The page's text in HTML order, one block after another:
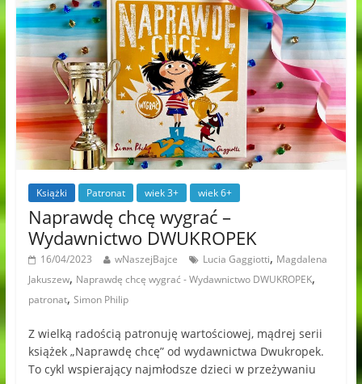
Książki Patronat wiek 3+ wiek 6+
Naprawdę chcę wygrać –
Wydawnictwo DWUKROPEK
16/04/2023 wNaszejBajce Lucia Gaggiotti, Magdalena
Jakuszew, Naprawdę chcę wygrać - Wydawnictwo DWUKROPEK,
patronat, Simon Philip
Z wielką radością patronuję wartościowej, mądrej serii
książek „Naprawdę chcę” od wydawnictwa Dwukropek.
To cykl wspierający najmłodsze dzieci w przeżywaniu